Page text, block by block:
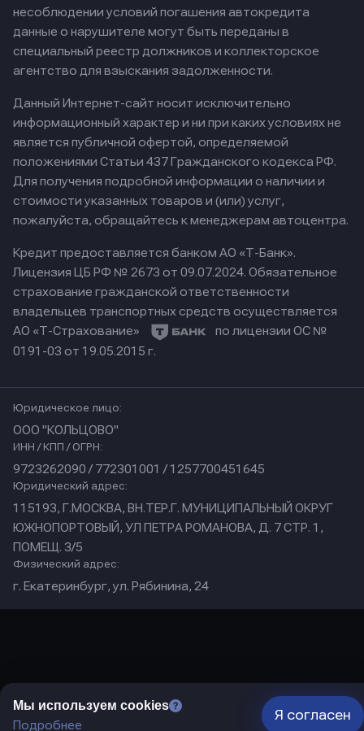
Мы используем cookies
Подробнее
Я согласен
несоблюдении условий погашения автокредита
данные о нарушителе могут быть переданы в
специальный реестр должников и коллекторское
агентство для взыскания задолженности.
Данный Интернет-сайт носит исключительно
информационный характер и ни при каких условиях не
является публичной офертой, определяемой
положениями Статьи 437 Гражданского кодекса РФ.
Для получения подробной информации о наличии и
стоимости указанных товаров и (или) услуг,
пожалуйста, обращайтесь к менеджерам автоцентра.
Кредит предоставляется банком АО «Т-Банк».
Лицензия ЦБ РФ № 2673 от 09.07.2024. Обязательное
страхование гражданской ответственности
владельцев транспортных средств осуществляется
АО «Т-Страхование»
по лицензии ОС №
0191-03 от 19.05.2015 г.
Юридическое лицо:
ООО "КОЛЬЦОВО"
ИНН / КПП / ОГРН:
9723262090 / 772301001 / 1257700451645
Юридический адрес:
115193, Г.МОСКВА, ВН.ТЕР.Г. МУНИЦИПАЛЬНЫЙ ОКРУГ
ЮЖНОПОРТОВЫЙ, УЛ ПЕТРА РОМАНОВА, Д. 7 СТР. 1,
ПОМЕЩ. 3/5
Физический адрес:
г. Екатеринбург, ул. Рябинина, 24